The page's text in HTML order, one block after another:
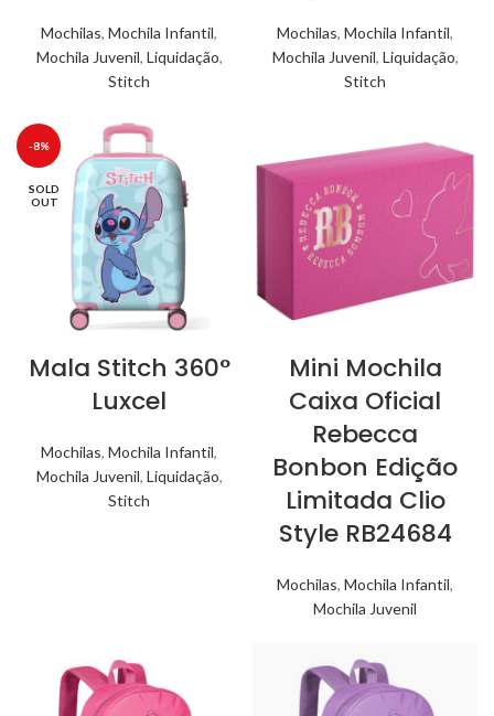
Mochilas, Mochila Infantil,
Mochila Juvenil, Liquidação,
Stitch
Mochilas, Mochila Infantil,
Mochila Juvenil, Liquidação,
Stitch
-8%
SOLD
OUT
Mala Stitch 360°
Luxcel
Mochilas, Mochila Infantil,
Mochila Juvenil, Liquidação,
Stitch
Mini Mochila
Caixa Oficial
Rebecca
Bonbon Edição
Limitada Clio
Style RB24684
Mochilas, Mochila Infantil,
Mochila Juvenil